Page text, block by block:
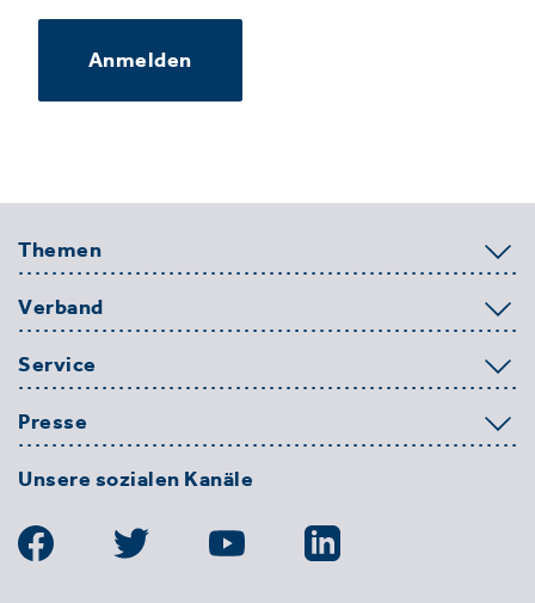
Anmelden
Themen
Verband
Service
Presse
Unsere sozialen Kanäle